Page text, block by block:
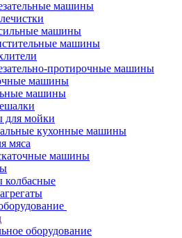
машины
машины
машины
протирочные машины
машины
машины
мойки
кухонные машины
мяса
машины
оборудование